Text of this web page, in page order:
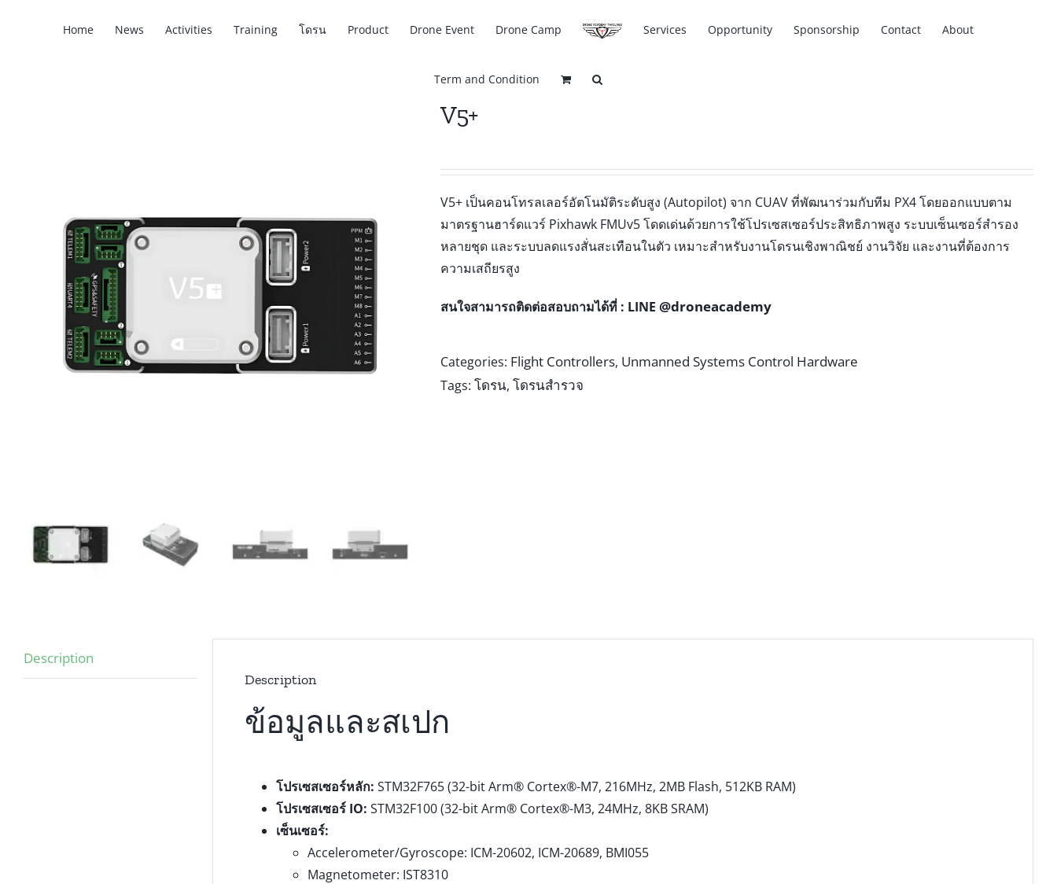
Home News Activities Training โดรน Product Drone Event Drone Camp Services Opportunity Sponsorship Contact About
Term and Condition
V5+
V5+ เป็นคอนโทรลเลอร์อัตโนมัติระดับสูง (Autopilot) จาก CUAV ที่พัฒนาร่วมกับทีม PX4 โดยออกแบบตาม
มาตรฐานฮาร์ดแวร์ Pixhawk FMUv5 โดดเด่นด้วยการใช้โปรเซสเซอร์ประสิทธิภาพสูง ระบบเซ็นเซอร์สำรอง
หลายชุด และระบบลดแรงสั่นสะเทือนในตัว เหมาะสำหรับงานโดรนเชิงพาณิชย์ งานวิจัย และงานที่ต้องการ
ความเสถียรสูง
สนใจสามารถติดต่อสอบถามได้ที่ : LINE @droneacademy
Categories: Flight Controllers, Unmanned Systems Control Hardware
Tags: โดรน, โดรนสำรวจ
Description
Description
ข้อมูลและสเปก
โปรเซสเซอร์หลัก: STM32F765 (32-bit Arm® Cortex®-M7, 216MHz, 2MB Flash, 512KB RAM)
โปรเซสเซอร์ IO: STM32F100 (32-bit Arm® Cortex®-M3, 24MHz, 8KB SRAM)
เซ็นเซอร์:
Accelerometer/Gyroscope: ICM-20602, ICM-20689, BMI055
Magnetometer: IST8310